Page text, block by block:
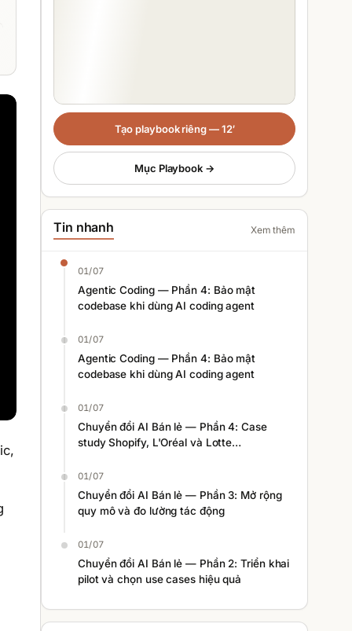
Tạo playbook riêng — 12′
Mục Playbook →
Tin nhanh Xem thêm
01/07
Agentic Coding — Phần 4: Bảo mật
codebase khi dùng AI coding agent
01/07
Agentic Coding — Phần 4: Bảo mật
codebase khi dùng AI coding agent
01/07
Chuyển đổi AI Bán lẻ — Phần 4: Case
study Shopify, L'Oréal và Lotte
01/07
Chuyển đổi AI Bán lẻ — Phần 3: Mở rộng
quy mô và đo lường tác động
01/07
Chuyển đổi AI Bán lẻ — Phần 2: Triển khai
pilot và chọn use cases hiệu quả